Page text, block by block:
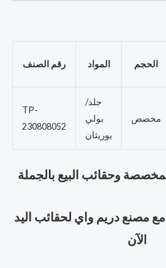
رقم الصنف المواد الحجم
TP-
230808052
جلد/
بولي
يوريثان
مخصص
مع مصنع دريم واي لحقائب اليد
الآن